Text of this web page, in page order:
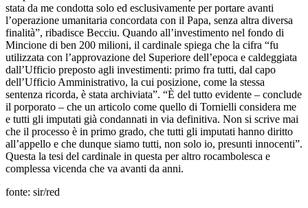
stata da me condotta solo ed esclusivamente per portare avanti
l’operazione umanitaria concordata con il Papa, senza altra diversa
finalità”, ribadisce Becciu. Quando all’investimento nel fondo di
Mincione di ben 200 milioni, il cardinale spiega che la cifra “fu
utilizzata con l’approvazione del Superiore dell’epoca e caldeggiata
dall’Ufficio preposto agli investimenti: primo fra tutti, dal capo
dell’Ufficio Amministrativo, la cui posizione, come la stessa
sentenza ricorda, è stata archiviata”. “È del tutto evidente – conclude
il porporato – che un articolo come quello di Tornielli considera me
e tutti gli imputati già condannati in via definitiva. Non si scrive mai
che il processo è in primo grado, che tutti gli imputati hanno diritto
all’appello e che dunque siamo tutti, non solo io, presunti innocenti”.
Questa la tesi del cardinale in questa per altro rocambolesca e
complessa vicenda che va avanti da anni.
fonte: sir/red